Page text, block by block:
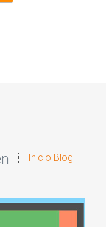
Inicio Blog